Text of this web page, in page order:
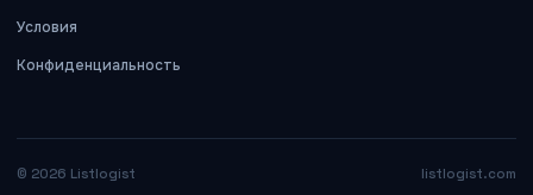
Условия
Конфиденциальность
© 2026 Listlogist listlogist.com